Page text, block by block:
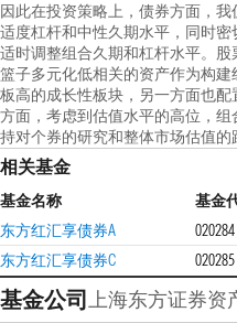
因此在投资策略上，债券方面，
适度杠杆和中性久期水平，同时密
适时调整组合久期和杠杆水平。
篮子多元化低相关的资产作为构
板高的成长性板块，另一方面也
方面，考虑到估值水平的高位，
持对个券的研究和整体市场估值的
相关基金
基金名称 基金
东方红汇享债券A
020284
东方红汇享债券C
020285
基金公司上海东方证券资